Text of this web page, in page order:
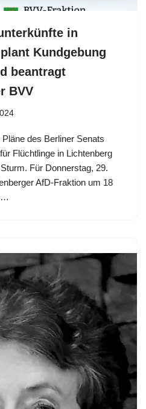
in
Kundgebung
beantragt
BVV
des Berliner Senats
Flüchtlinge in Lichtenberg
Für Donnerstag, 29.
AfD-Fraktion um 18